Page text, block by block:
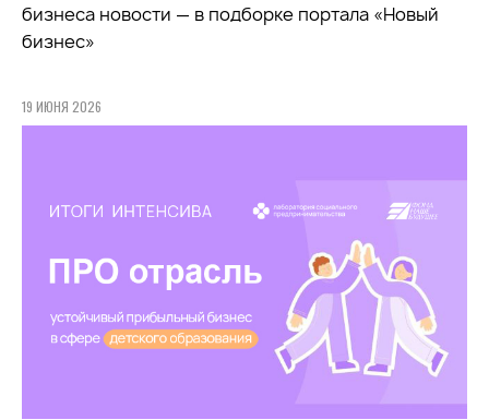
бизнеса новости — в подборке портала «Новый
бизнес»
19 ИЮНЯ 2026